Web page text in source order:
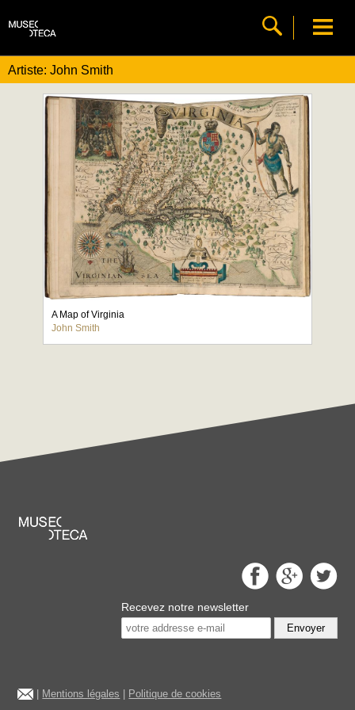
Artiste: John Smith
A Map of Virginia
John Smith
Recevez notre newsletter
Envoyer
Mentions légales Politique de cookies